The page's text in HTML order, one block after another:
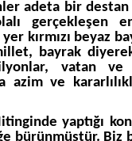
adeta bir destan
gerçekleşen
kırmızı beyaz
bayrak
vatan
azim ve
yaptığı
bürünmüştür. Biz